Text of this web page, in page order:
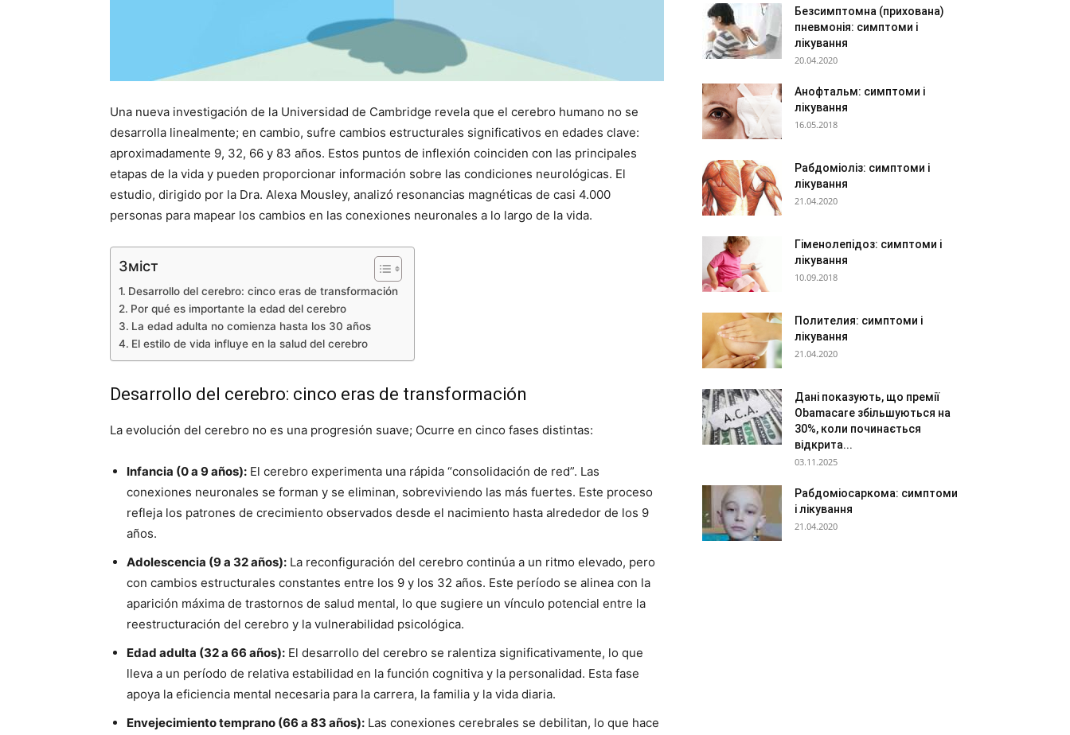
Una nueva investigación de la Universidad de Cambridge revela que el cerebro humano no se
desarrolla linealmente; en cambio, sufre cambios estructurales significativos en edades clave:
aproximadamente 9, 32, 66 y 83 años. Estos puntos de inflexión coinciden con las principales
etapas de la vida y pueden proporcionar información sobre las condiciones neurológicas. El
estudio, dirigido por la Dra. Alexa Mousley, analizó resonancias magnéticas de casi 4.000
personas para mapear los cambios en las conexiones neuronales a lo largo de la vida.
Зміст
Desarrollo del cerebro: cinco eras de transformación
Por qué es importante la edad del cerebro
La edad adulta no comienza hasta los 30 años
El estilo de vida influye en la salud del cerebro
Desarrollo del cerebro: cinco eras de transformación
La evolución del cerebro no es una progresión suave; Ocurre en cinco fases distintas:
Infancia (0 a 9 años): El cerebro experimenta una rápida “consolidación de red”. Las
conexiones neuronales se forman y se eliminan, sobreviviendo las más fuertes. Este proceso
refleja los patrones de crecimiento observados desde el nacimiento hasta alrededor de los 9
años.
Adolescencia (9 a 32 años): La reconfiguración del cerebro continúa a un ritmo elevado, pero
con cambios estructurales constantes entre los 9 y los 32 años. Este período se alinea con la
aparición máxima de trastornos de salud mental, lo que sugiere un vínculo potencial entre la
reestructuración del cerebro y la vulnerabilidad psicológica.
Edad adulta (32 a 66 años): El desarrollo del cerebro se ralentiza significativamente, lo que
lleva a un período de relativa estabilidad en la función cognitiva y la personalidad. Esta fase
apoya la eficiencia mental necesaria para la carrera, la familia y la vida diaria.
Envejecimiento temprano (66 a 83 años): Las conexiones cerebrales se debilitan, lo que hace
Безсимптомна (прихована)
пневмонія: симптоми і
лікування
20.04.2020
Анофтальм: симптоми і
лікування
16.05.2018
Рабдоміоліз: симптоми і
лікування
21.04.2020
Гіменолепідоз: симптоми і
лікування
10.09.2018
Полителия: симптоми і
лікування
21.04.2020
Дані показують, що премії
Obamacare збільшуються на
30%, коли починається
відкрита...
03.11.2025
Рабдоміосаркома: симптоми
і лікування
21.04.2020